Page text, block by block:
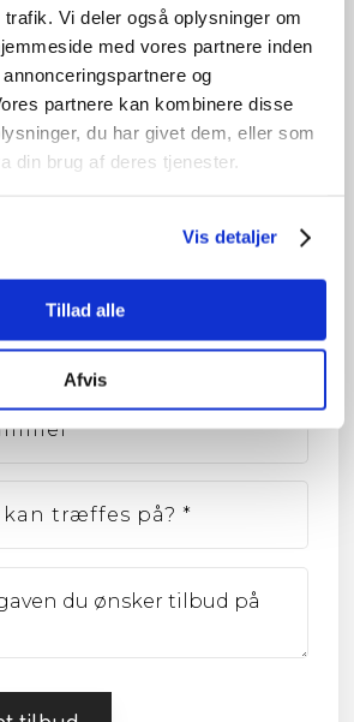
Vi deler også oplysninger om
med vores partnere inden
og
partnere kan kombinere disse
du har givet dem, eller som
din brug af deres tjenester.
Vis detaljer
Tillad alle
Afvis